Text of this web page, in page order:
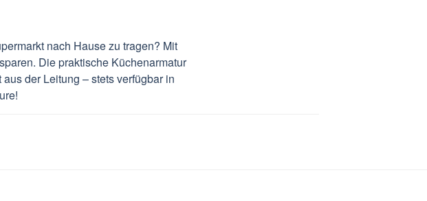
nach Hause zu tragen? Mit
Die praktische Küchenarmatur
der Leitung – stets verfügbar in